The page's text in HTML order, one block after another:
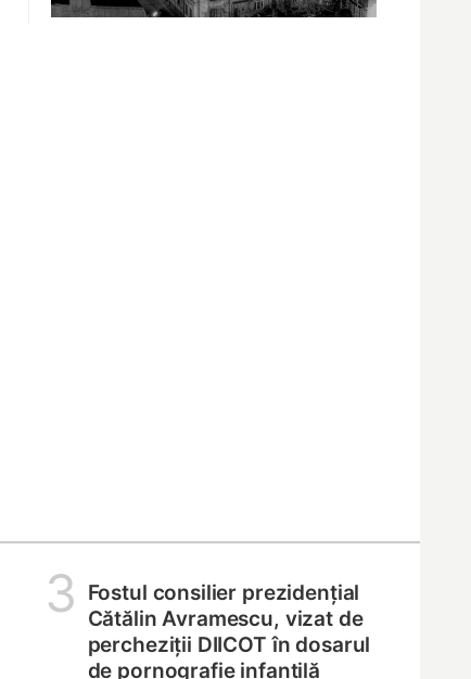
3
Fostul consilier prezidențial
Cătălin Avramescu, vizat de
percheziții DIICOT în dosarul
de pornografie infantilă